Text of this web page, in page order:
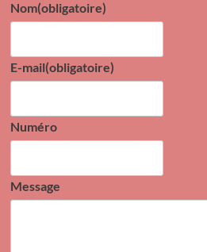
Nom(obligatoire)
E-mail(obligatoire)
Numéro
Message